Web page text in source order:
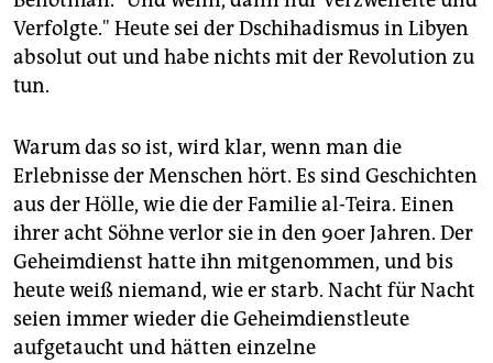
Verfolgte." Heute sei der Dschihadismus in Libyen
absolut out und habe nichts mit der Revolution zu
tun.
Warum das so ist, wird klar, wenn man die
Erlebnisse der Menschen hört. Es sind Geschichten
aus der Hölle, wie die der Familie al-Teira. Einen
ihrer acht Söhne verlor sie in den 90er Jahren. Der
Geheimdienst hatte ihn mitgenommen, und bis
heute weiß niemand, wie er starb. Nacht für Nacht
seien immer wieder die Geheimdienstleute
aufgetaucht und hätten einzelne